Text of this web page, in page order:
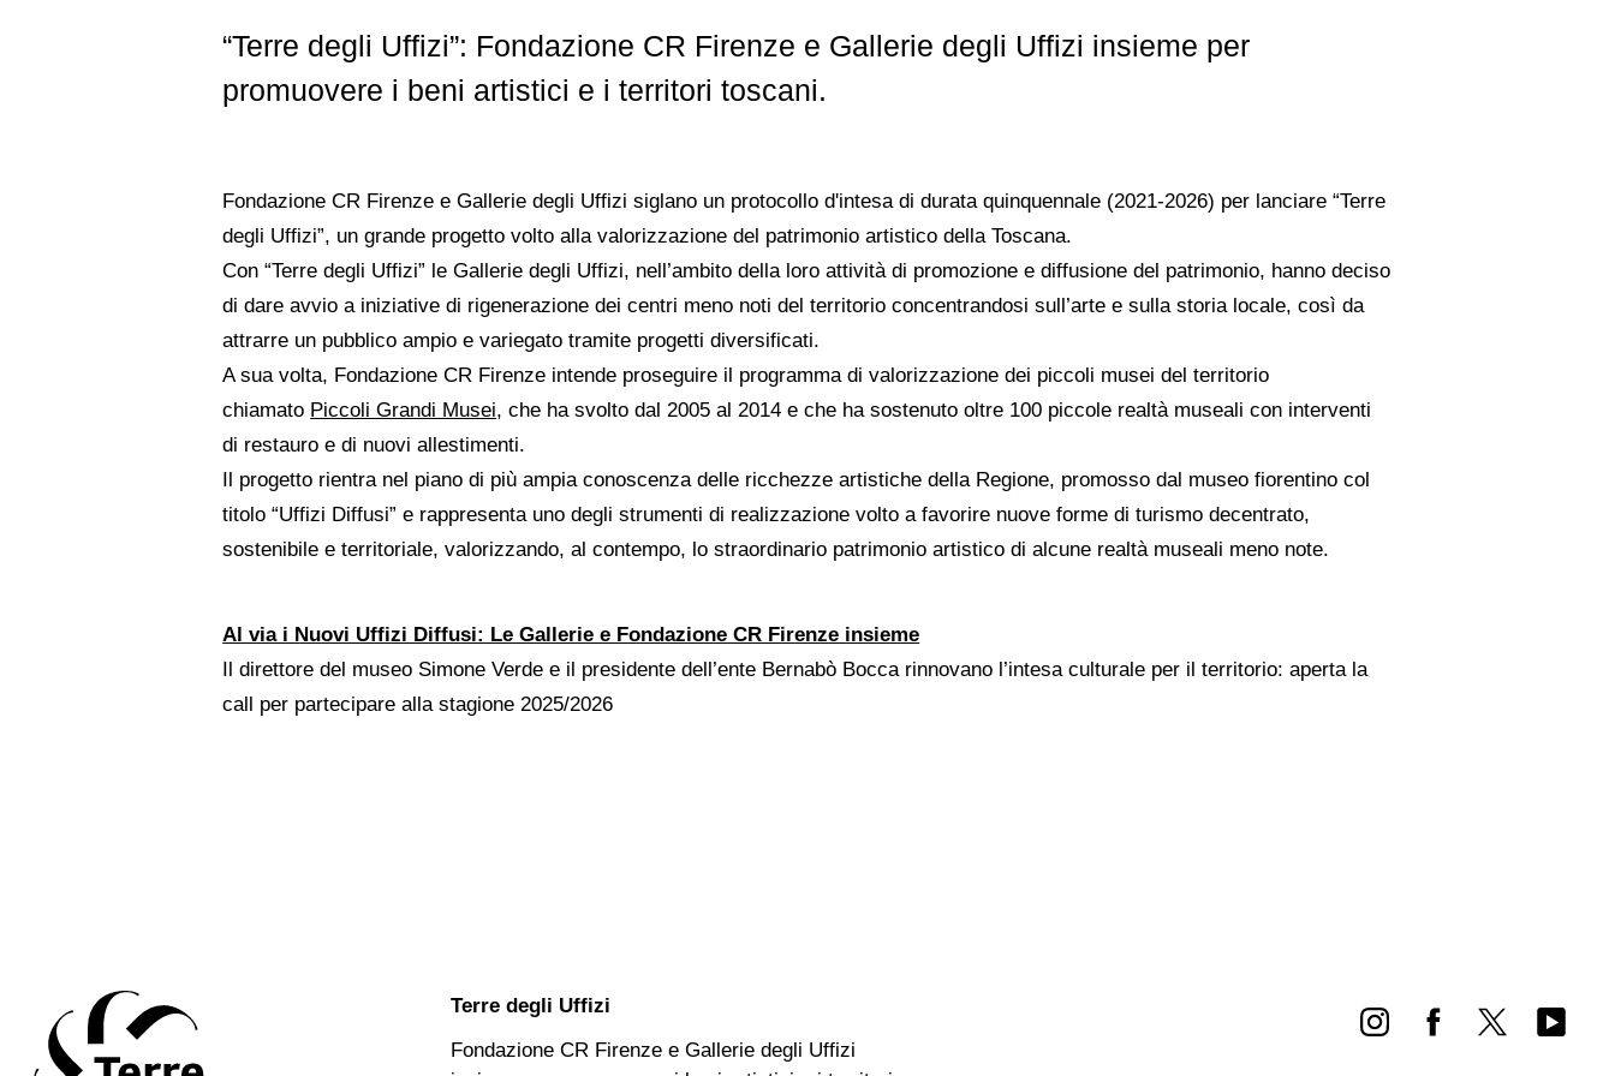
“Terre degli Uffizi”: Fondazione CR Firenze e Gallerie degli Uffizi insieme per
promuovere i beni artistici e i territori toscani.
Fondazione CR Firenze e Gallerie degli Uffizi siglano un protocollo d'intesa di durata quinquennale (2021-2026) per lanciare “Terre
degli Uffizi”, un grande progetto volto alla valorizzazione del patrimonio artistico della Toscana.
Con “Terre degli Uffizi” le Gallerie degli Uffizi, nell’ambito della loro attività di promozione e diffusione del patrimonio, hanno deciso
di dare avvio a iniziative di rigenerazione dei centri meno noti del territorio concentrandosi sull’arte e sulla storia locale, così da
attrarre un pubblico ampio e variegato tramite progetti diversificati.
A sua volta, Fondazione CR Firenze intende proseguire il programma di valorizzazione dei piccoli musei del territorio
chiamato Piccoli Grandi Musei, che ha svolto dal 2005 al 2014 e che ha sostenuto oltre 100 piccole realtà museali con interventi
di restauro e di nuovi allestimenti.
Il progetto rientra nel piano di più ampia conoscenza delle ricchezze artistiche della Regione, promosso dal museo fiorentino col
titolo “Uffizi Diffusi” e rappresenta uno degli strumenti di realizzazione volto a favorire nuove forme di turismo decentrato,
sostenibile e territoriale, valorizzando, al contempo, lo straordinario patrimonio artistico di alcune realtà museali meno note.
Al via i Nuovi Uffizi Diffusi: Le Gallerie e Fondazione CR Firenze insieme
Il direttore del museo Simone Verde e il presidente dell’ente Bernabò Bocca rinnovano l’intesa culturale per il territorio: aperta la
call per partecipare alla stagione 2025/2026
Terre degli Uffizi
Fondazione CR Firenze e Gallerie degli Uffizi